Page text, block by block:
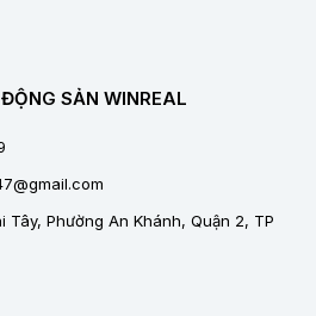
SẢN WINREAL
Tây, Phường An Khánh, Quận 2, TP